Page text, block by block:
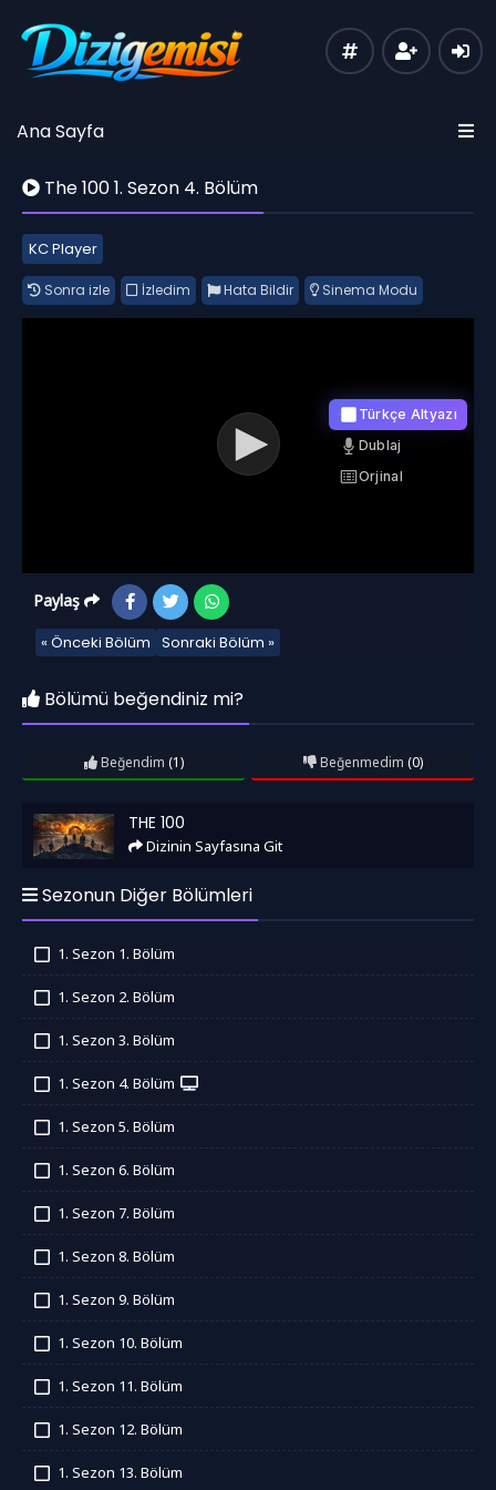
Ana Sayfa
The 100 1. Sezon 4. Bölüm
KC Player
Sonra izle İzledim Hata Bildir Sinema Modu
Paylaş
« Önceki Bölüm Sonraki Bölüm »
Bölümü beğendiniz mi?
Beğendim (1) Beğenmedim (0)
The 100 THE 100
Dizinin Sayfasına Git
Sezonun Diğer Bölümleri
1. Sezon 1. Bölüm
1. Sezon 2. Bölüm
1. Sezon 3. Bölüm
1. Sezon 4. Bölüm
1. Sezon 5. Bölüm
1. Sezon 6. Bölüm
1. Sezon 7. Bölüm
1. Sezon 8. Bölüm
1. Sezon 9. Bölüm
1. Sezon 10. Bölüm
1. Sezon 11. Bölüm
1. Sezon 12. Bölüm
1. Sezon 13. Bölüm